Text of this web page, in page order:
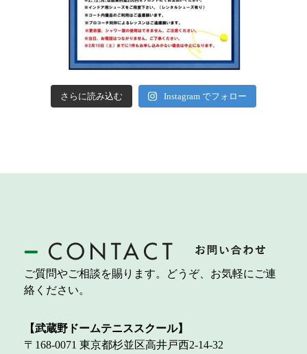
さらに読み込む Instagram でフォロー
ご質問やご相談を賜ります。どうぞ、お気軽にご連
絡ください。
【武蔵野ドームテニススクール】
〒168-0071 東京都杉並区高井戸西2-14-32